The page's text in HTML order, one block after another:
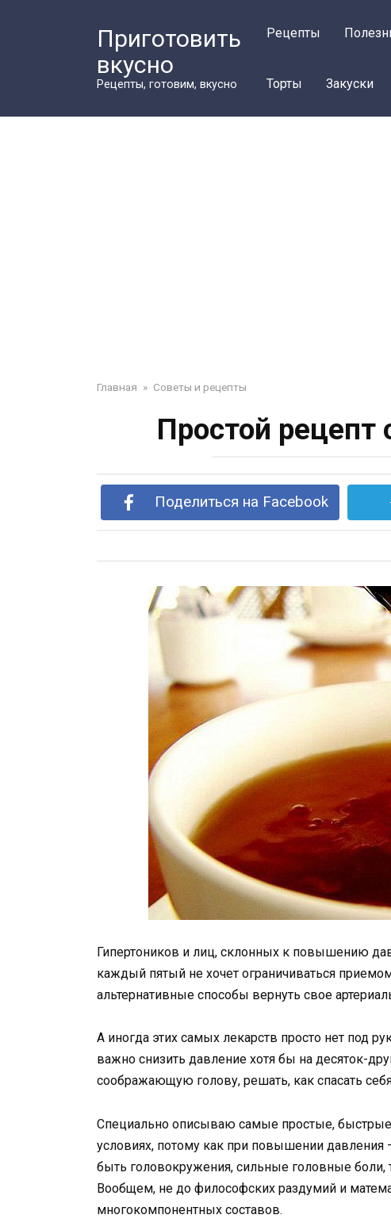
Приготовить
вкусно
Рецепты, готовим, вкусно
Рецепты
Торты Закуски
Главная » Советы и рецепты
Простой рецепт
Поделиться на Facebook
Гипертоников и лиц, склонных к повышению
каждый пятый не хочет ограничиваться
альтернативные способы вернуть свое
А иногда этих самых лекарств просто нет под
важно снизить давление хотя бы на десяток-
соображающую голову, решать, как спасать
Специально описываю самые простые,
условиях, потому как при повышении
быть головокружения, сильные головные
Вообщем, не до философских раздумий и
многокомпонентных составов.